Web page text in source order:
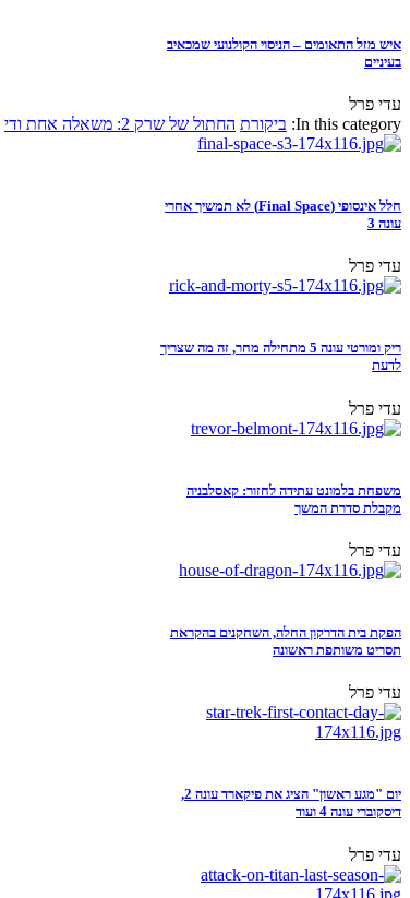
איש מזל התאומים – הניסוי הקולנועי שמכאיב
בעיניים
עדי פרל
In this category: ביקורת החתול של שרק 2: משאלה אחת ודי
חלל אינסופי (Final Space) לא תמשיך אחרי
עונה 3
עדי פרל
ריק ומורטי עונה 5 מתחילה מחר, זה מה שצריך
לדעת
עדי פרל
משפחת בלמונט עתידה לחזור: קאסלבניה
מקבלת סדרת המשך
עדי פרל
הפקת בית הדרקון החלה, השחקנים בהקראת
תסריט משותפת ראשונה
עדי פרל
יום "מגע ראשון" הציג את פיקארד עונה 2,
דיסקוברי עונה 4 ועוד
עדי פרל